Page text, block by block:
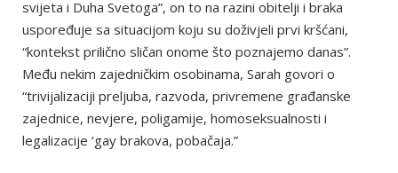
svijeta i Duha Svetoga”, on to na razini obitelji i braka
uspoređuje sa situacijom koju su doživjeli prvi kršćani,
“kontekst prilično sličan onome što poznajemo danas”.
Među nekim zajedničkim osobinama, Sarah govori o
“trivijalizaciji preljuba, razvoda, privremene građanske
zajednice, nevjere, poligamije, homoseksualnosti i
legalizacije ‘gay brakova, pobačaja.”